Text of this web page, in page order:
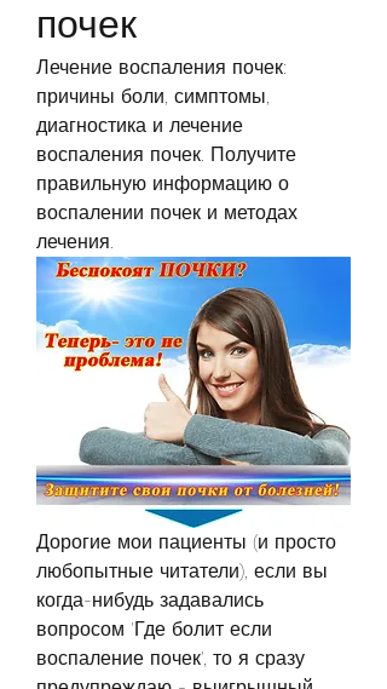
почек
Лечение воспаления почек:
причины боли, симптомы,
диагностика и лечение
воспаления почек. Получите
правильную информацию о
воспалении почек и методах
лечения.
Дорогие мои пациенты (и просто
любопытные читатели), если вы
когда-нибудь задавались
вопросом 'Где болит если
воспаление почек', то я сразу